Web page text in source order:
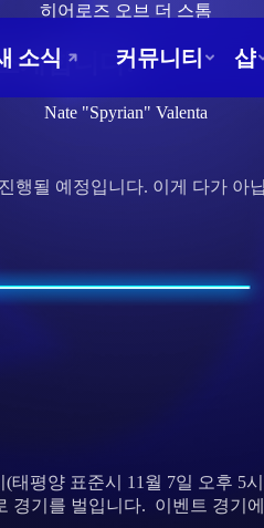
히어로즈 오브 더 스톰
개합니다!
Nate "Spyrian" Valenta
될 예정입니다. 이게 다가
평양 표준시 11월 7일 오후
경기를 벌입니다. 이벤트 경기